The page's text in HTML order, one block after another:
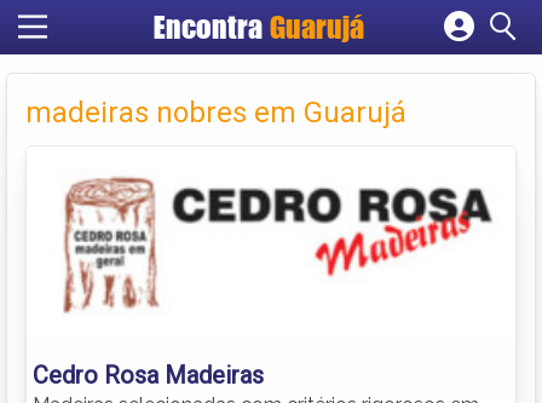
Encontra Guarujá
Cadastrar empresa
Criar conta
madeiras nobres em Guarujá
Cedro Rosa Madeiras